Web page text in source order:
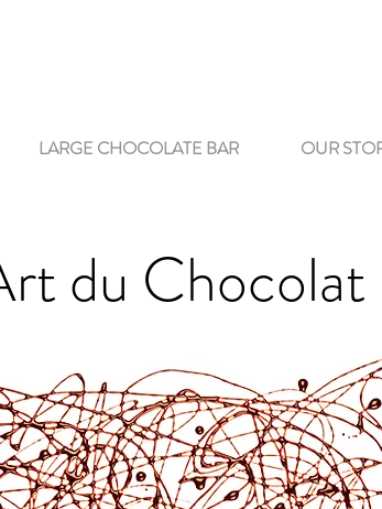
LARGE CHOCOLATE BAR OUR
du Chocolat